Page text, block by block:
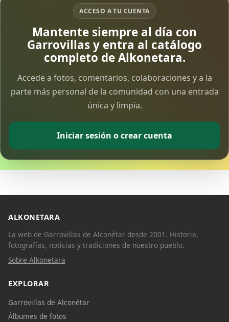
ACCESO A TU CUENTA
Mantente siempre al día con
Garrovillas y entra al catálogo
completo de Alkonetara.
Accede a fotos, comentarios, colaboraciones y a la
parte más personal de la comunidad con una entrada
única y limpia.
Iniciar sesión o crear cuenta
ALKONETARA
La web de Garrovillas de Alconétar desde 2001. Historia,
fotografías, noticias y tradiciones de nuestro pueblo.
Sobre Alkonetara
EXPLORAR
Garrovillas de Alconétar
Álbumes de fotos